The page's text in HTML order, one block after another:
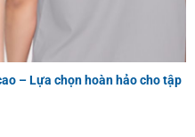
– Lựa chọn hoàn hảo cho tập